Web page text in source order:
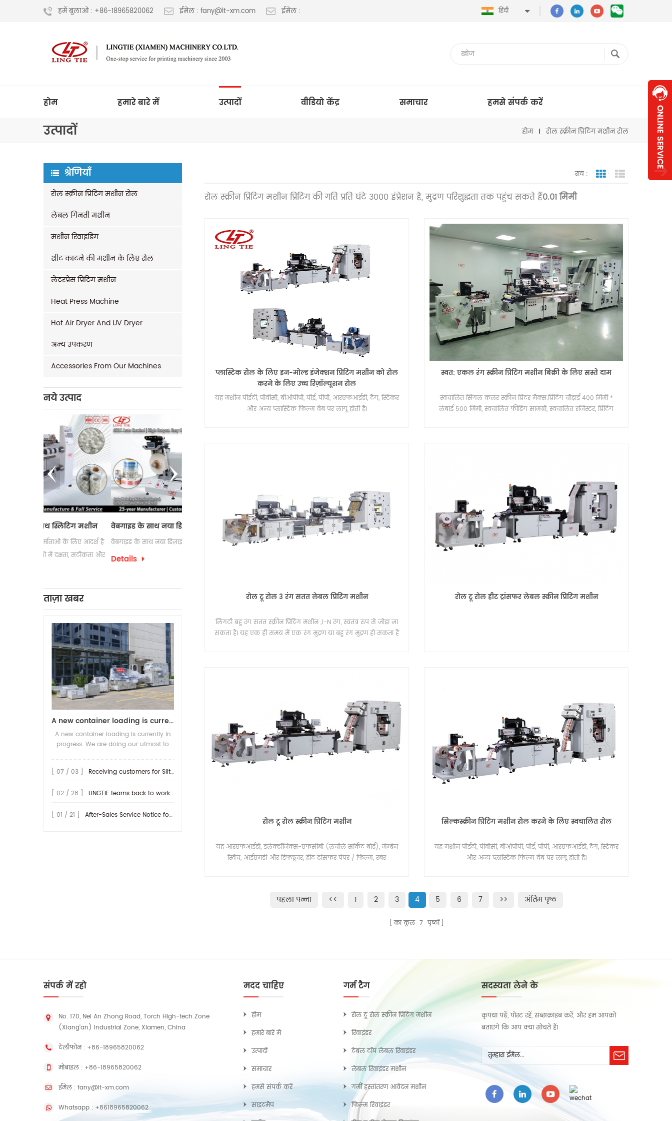
हमें बुलाओ : +86-18965820062 ईमेल : fany@lt-xm.com ईमेल : हिंदी
होम हमारे बारे में उत्पादों वीडियो केंद्र समाचार हमसे संपर्क करें
उत्पादों होम रोल स्क्रीन प्रिंटिंग मशीन रोल
श्रेणियाँ
रोल स्क्रीन प्रिंटिंग मशीन रोल
लेबल गिनती मशीन
मशीन रिवाइंडिंग
शीट काटने की मशीन के लिए रोल
लेटरप्रेस प्रिंटिंग मशीन
Heat Press Machine
Hot Air Dryer And UV Dryer
अन्य उपकरण
Accessories From Our Machines
नये उत्पाद
वेबगाइड के साथ नया डिज़ाइन लेबल काउंटर
वेबगाइड के साथ नया डिज़ाइन लेबल काउंटर
Details
इलेक्ट्रोस्टैटिक एलिमिनेटिंग रिवाइंडर
लेबल रिवाइंडिंग मशीनें आमतौर पर उन उद्योगों में
लेबल रिवाइंडिंग मशीनों की आवश्यकता होती है।
यूवी रोल टू रोल प्रिंटिंग मशीन
स्वचालित रोल टू रोल सिल्क स्क्रीन प्रिंटिंग मशीन में
प्रिंटिंग के लिए, एक पाउडर मशीन को प्रिंटिंग लाइन में
2 रिवाइंडिंग शाफ्ट के साथ स्लिटिंग मशीन
यह स्लिटिंग रिवाइंडर उन निर्माताओं के लिए आदर्श है
ताज़ा खबर
A new container loading is currently in progress.
A new container loading is currently in
progress. We are doing our utmost to
earliest possible time.
[ 07 / 03 ] Receiving customers for Slitting machine with differential Slip Shaft
[ 02 / 28 ] LINGTIE teams back to work at Feb.25th.
[ 01 / 21 ] After-Sales Service Notice for Turkey Region
राय : जाली देखनासूची दृश्य
रोल स्क्रीन प्रिंटिंग मशीन प्रिंटिंग की गति प्रति घंटे 3000 इंप्रेशन है, मुद्रण परिशुद्धता तक पहुंच सकते हैं0.01 मिमी
प्लास्टिक रोल के लिए इन-मोल्ड इंजेक्शन प्रिंटिंग मशीन को रोल
करने के लिए उच्च रिज़ॉल्यूशन रोल
यह मशीन पीईटी, पीवीसी, बीओपीपी, पीई, पीपी, आरएफआईडी, टैग, स्टिकर
और अन्य प्लास्टिक फिल्म वेब पर लागू होती है।
स्वत: एकल रंग स्क्रीन प्रिंटिंग मशीन बिक्री के लिए सस्ते दाम
स्वचालित सिंगल कलर स्क्रीन प्रिंटर मैक्स.प्रिंटिंग चौड़ाई 400 मिमी *
लंबाई 500 मिमी, स्वचालित फीडिंग सामग्री, स्वचालित रजिस्टर, प्रिंटिंग
रोल टू रोल 3 रंग सतत लेबल प्रिंटिंग मशीन
लिंगटी बहु रंग सतत स्क्रीन प्रिंटिंग मशीन ,1-N रंग, स्वतंत्र रूप से जोड़ा जा
सकता है। यह एक ही समय में एक रंग मुद्रण या बहु रंग मुद्रण हो सकता है
रोल टू रोल हीट ट्रांसफर लेबल स्क्रीन प्रिंटिंग मशीन
रोल टू रोल स्क्रीन प्रिंटिंग मशीन
यह आरएफआईडी, इलेक्ट्रॉनिक्स-एफसीबी (लचीले सर्किट बोर्ड), मेम्ब्रेन
स्विच, आईएमडी और डिफ्यूज़र, हीट ट्रांसफर पेपर / फिल्म, रबर
सिल्कस्क्रीन प्रिंटिंग मशीन रोल करने के लिए स्वचालित रोल
यह मशीन पीईटी, पीवीसी, बीओपीपी, पीई, पीपी, आरएफआईडी, टैग, स्टिकर
और अन्य प्लास्टिक फिल्म वेब पर लागू होती है।
पहला पन्ना << 1 2 3 4 5 6 7 >> अंतिम पृष्ठ
का कुल 7 पृष्ठों
संपर्क में रहो
No. 170, Nei An Zhong Road, Torch High-tech Zone
(Xiang'an) Industrial Zone, Xiamen, China
टेलीफोन : +86-18965820062
मोबाइल : +86-18965820062
ईमेल : fany@lt-xm.com
Whatsapp : +8618965820062
मदद चाहिए
होम
हमारे बारे में
उत्पादों
समाचार
हमसे संपर्क करें
साइटमैप
गर्म टैग
रोल टू रोल स्क्रीन प्रिंटिंग मशीन
रिवाइंडर
टेबल टॉप लेबल रिवाइंडर
लेबल रिवाइंडर मशीन
गर्मी हस्तांतरण आवेदन मशीन
फिल्म रिवाइंडर
सदस्यता लेने के
कृपया पढ़ें, पोस्ट रहें, सब्सक्राइब करें, और हम आपको
बताएंगे कि आप क्या सोचते हैं।